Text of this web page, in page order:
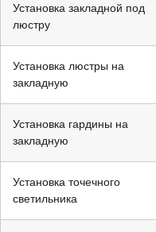
Установка закладной под
люстру
Установка люстры на
закладную
Установка гардины на
закладную
Установка точечного
светильника